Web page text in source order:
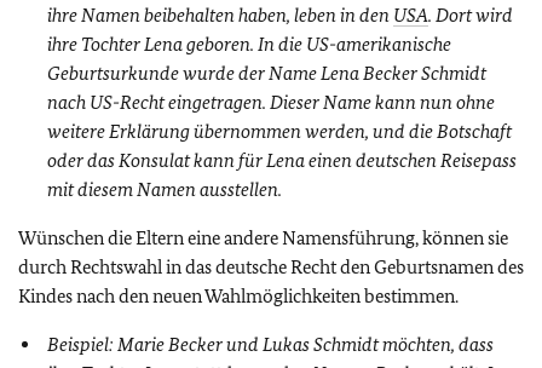
ihre Namen beibehalten haben, leben in den USA. Dort wird
ihre Tochter Lena geboren. In die US-amerikanische
Geburtsurkunde wurde der Name Lena Becker Schmidt
nach US-Recht eingetragen. Dieser Name kann nun ohne
weitere Erklärung übernommen werden, und die Botschaft
oder das Konsulat kann für Lena einen deutschen Reisepass
mit diesem Namen ausstellen.
Wünschen die Eltern eine andere Namensführung, können sie
durch Rechtswahl in das deutsche Recht den Geburtsnamen des
Kindes nach den neuen Wahlmöglichkeiten bestimmen.
Beispiel: Marie Becker und Lukas Schmidt möchten, dass